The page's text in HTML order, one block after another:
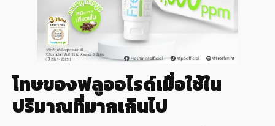
โทษของฟลูออไรด์เมื่อใช้ใน
ปริมาณที่มากเกินไป